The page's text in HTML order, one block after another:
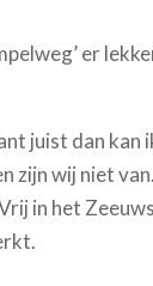
er
juist dan kan
zijn wij niet
in het